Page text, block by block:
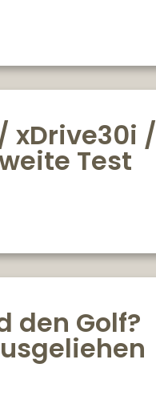
xDrive30i /
Test
den Golf?